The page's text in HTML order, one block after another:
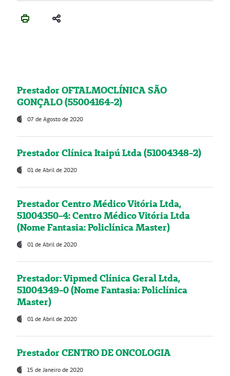
Prestador OFTALMOCLÍNICA SÃO
GONÇALO (55004164-2)
07 de Agosto de 2020
Prestador Clínica Itaipú Ltda (51004348-2)
01 de Abril de 2020
Prestador Centro Médico Vitória Ltda,
51004350-4: Centro Médico Vitória Ltda
(Nome Fantasia: Policlínica Master)
01 de Abril de 2020
Prestador: Vipmed Clínica Geral Ltda,
51004349-0 (Nome Fantasia: Policlínica
Master)
01 de Abril de 2020
Prestador CENTRO DE ONCOLOGIA
15 de Janeiro de 2020